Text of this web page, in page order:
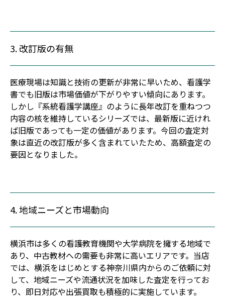
3. 改訂版の有無
医療現場は知識と技術の更新が非常に早いため、看護学
書でも旧版は市場価値が下がりやすい傾向にあります。
しかし『系統看護学講座』のように長年改訂を重ねつつ
内容の核を維持しているシリーズでは、最新版に近けれ
ば旧版であっても一定の価値があります。今回の査定対
象は直近の改訂版が多く含まれていたため、高額査定の
要因となりました。
4. 地域ニーズと市場動向
横浜市は多くの看護教育機関や大学病院を擁する地域で
あり、中古教材への需要も非常に高いエリアです。当店
では、横浜をはじめとする神奈川県内からのご依頼に対
して、地域ニーズや流通状況を加味した査定を行ってお
り、即日対応や出張買取も積極的に実施しています。